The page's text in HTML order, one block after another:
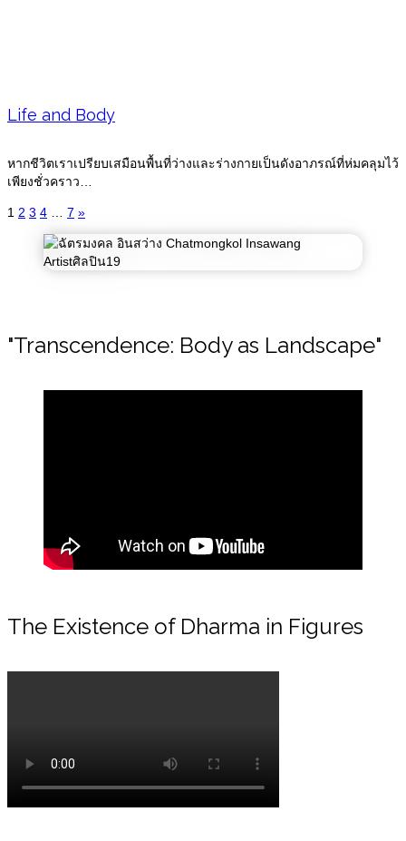
Life and Body
หากชีวิตเราเปรียบเสมือนพื้นที่ว่างและร่างกายเป็นดังอาภรณ์ที่ห่มคลุมไว้
เพียงชั่วคราว…
1 2 3 4 7 »
"Transcendence: Body as Landscape"
The Existence of Dharma in Figures